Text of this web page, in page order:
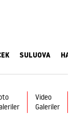
SULUOVA
Video
Galeriler